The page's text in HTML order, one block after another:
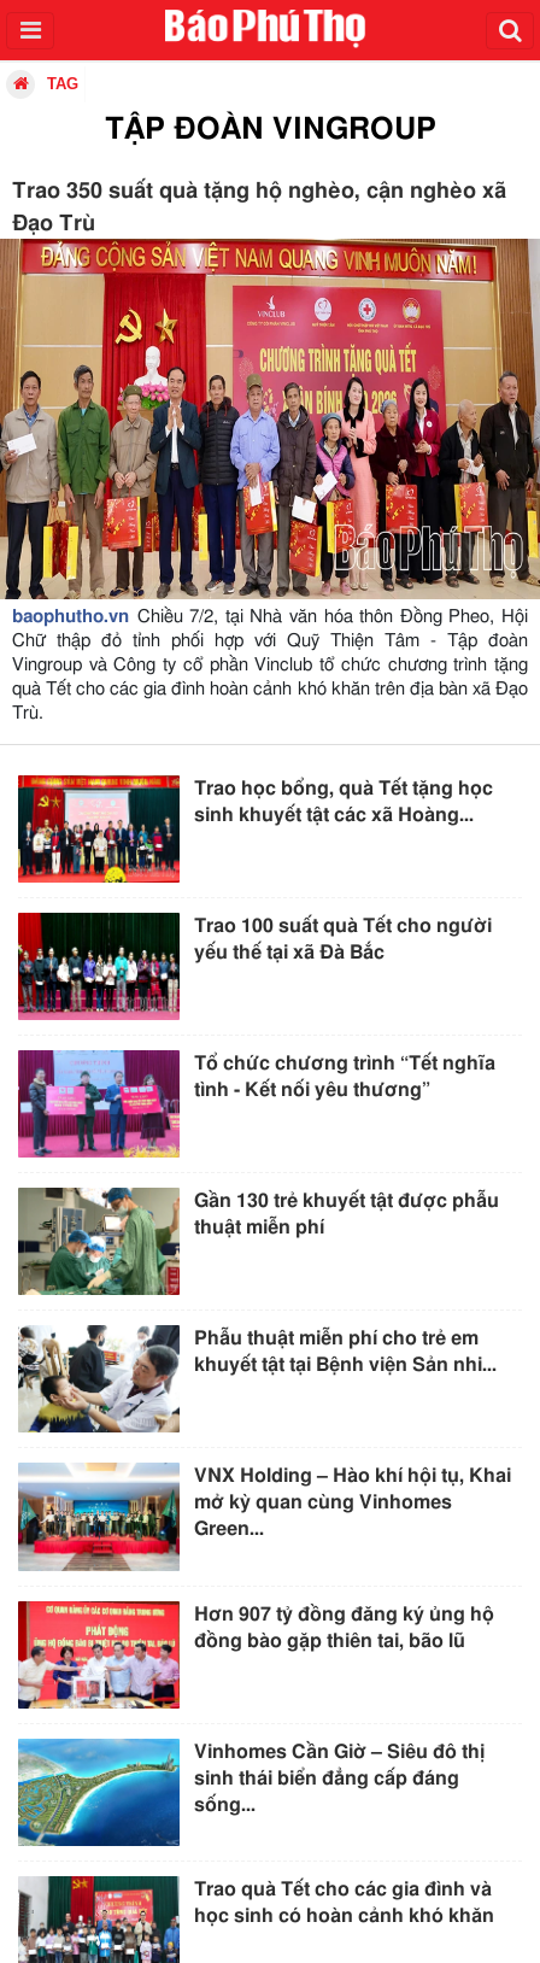
TAG
TẬP ĐOÀN VINGROUP
Trao 350 suất quà tặng hộ nghèo, cận nghèo xã
Đạo Trù
baophutho.vn Chiều 7/2, tại Nhà văn hóa thôn Đồng Pheo, Hội
Chữ thập đỏ tỉnh phối hợp với Quỹ Thiện Tâm - Tập đoàn
Vingroup và Công ty cổ phần Vinclub tổ chức chương trình tặng
quà Tết cho các gia đình hoàn cảnh khó khăn trên địa bàn xã Đạo
Trù.
Trao học bổng, quà Tết tặng học
sinh khuyết tật các xã Hoàng...
Trao 100 suất quà Tết cho người
yếu thế tại xã Đà Bắc
Tổ chức chương trình “Tết nghĩa
tình - Kết nối yêu thương”
Gần 130 trẻ khuyết tật được phẫu
thuật miễn phí
Phẫu thuật miễn phí cho trẻ em
khuyết tật tại Bệnh viện Sản nhi...
VNX Holding – Hào khí hội tụ, Khai
mở kỳ quan cùng Vinhomes
Green...
Hơn 907 tỷ đồng đăng ký ủng hộ
đồng bào gặp thiên tai, bão lũ
Vinhomes Cần Giờ – Siêu đô thị
sinh thái biển đẳng cấp đáng
sống...
Trao quà Tết cho các gia đình và
học sinh có hoàn cảnh khó khăn